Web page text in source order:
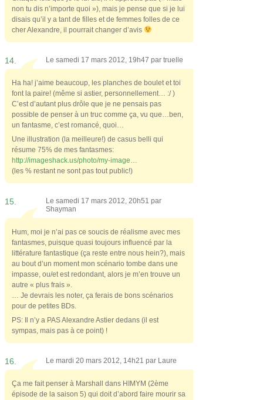
non tu dis n’importe quoi »), mais je pense que si je lui
disais qu’il y a tant de filles et de femmes folles de ce
cher Alexandre, il pourrait changer d’avis
14. Le samedi 17 mars 2012, 19h47 par truelle
Ha ha! j’aime beaucoup, les planches de boulet et toi
font la paire! (même si astier, personnellement… :/ )
C’est d’autant plus drôle que je ne pensais pas
possible de penser à un truc comme ça, vu que…ben,
un fantasme, c’est romancé, quoi…
Une illustration (la meilleure!) de casus belli qui
résume 75% de mes fantasmes:
http://imageshack.us/photo/my-image…
(les % restant ne sont pas tout public!)
15.
Le samedi 17 mars 2012, 20h51 par
Shayman
Hum, moi je n’ai pas ce soucis de réalisme avec mes
fantasmes, puisque quasi toujours influencé par la
littérature fantastique (ça reste entre nous hein?), mais
au bout d’un moment mon scénario tombe dans une
impasse, ou/et est redondant, alors je m’en trouve un
autre « plus frais ».
… Je devrais les noter, ça ferais de bons scénarios
pour de petites BDs.
PS: Il n’y a PAS Alexandre Astier dedans (il est
sympas, mais pas à ce point) !
16. Le mardi 20 mars 2012, 14h21 par Laure
Ça me fait penser à Marshall dans HIMYM (2ème
épisode de la saison 5) qui doit d’abord faire mourir sa